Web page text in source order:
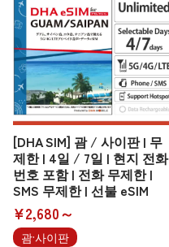
[DHA SIM] 괌 / 사이판 | 무
제한 | 4일 / 7일 | 현지 전화
번호 포함 | 전화 무제한 |
SMS 무제한 | 선불 eSIM
¥2,680～
괌·사이판